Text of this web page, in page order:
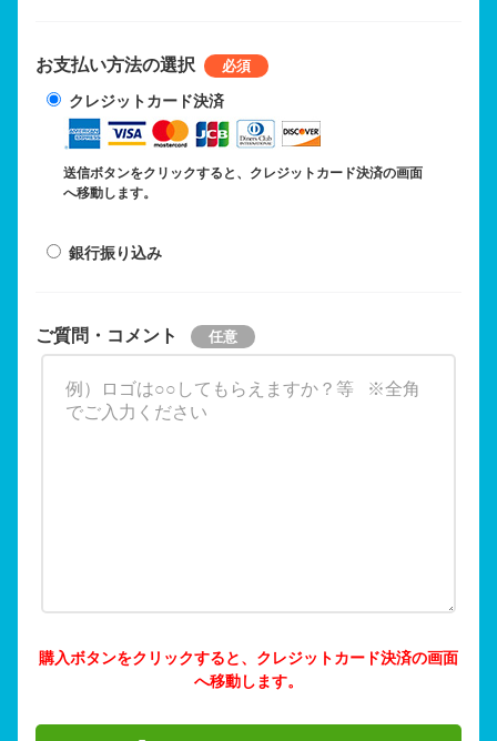
お支払い方法の選択
クレジットカード決済
送信ボタンをクリックすると、クレジットカード決済の画面
へ移動します。
銀行振り込み
ご質問・コメント
購入ボタンをクリックすると、クレジットカード決済の画面
へ移動します。